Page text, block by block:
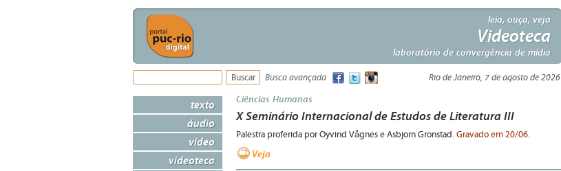
leia, ouça, veja
Videoteca
laboratório de convergência de mídia
Busca avançada Rio de Janeiro, 7 de agosto de 2026
texto
áudio
vídeo
videoteca
Ciências Humanas
X Seminário Internacional de Estudos de Literatura III
Palestra proferida por Oyvind Vågnes e Asbjorn Gronstad. Gravado em 20/06.
Veja